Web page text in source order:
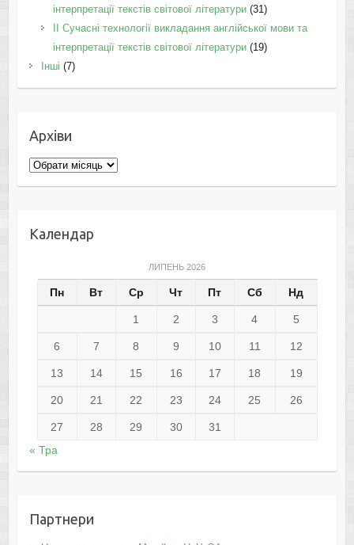
інтерпретації текстів світової літератури(31)
II Cучасні технології викладання англійської мови та
інтерпретації текстів світової літератури(19)
Інші (7)
Архіви
Архіви
Календар
ЛИПЕНЬ 2026
Пн Вт Ср Чт Пт Сб Нд
1 2 3 4 5
6 7 8 9 10 11 12
13 14 15 16 17 18 19
20 21 22 23 24 25 26
27 28 29 30
31
« Тра
Партнери